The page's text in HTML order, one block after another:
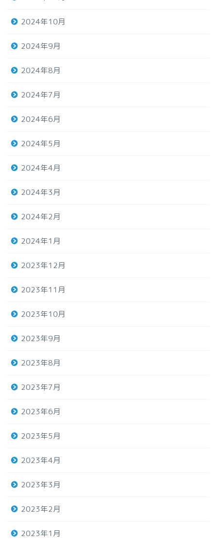
2024年10月
2024年9月
2024年8月
2024年7月
2024年6月
2024年5月
2024年4月
2024年3月
2024年2月
2024年1月
2023年12月
2023年11月
2023年10月
2023年9月
2023年8月
2023年7月
2023年6月
2023年5月
2023年4月
2023年3月
2023年2月
2023年1月